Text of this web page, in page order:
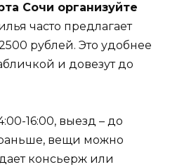
Сочи организуйте
часто предлагает
рублей. Это удобнее
и довезут до
16:00, выезд – до
вещи можно
консьерж или